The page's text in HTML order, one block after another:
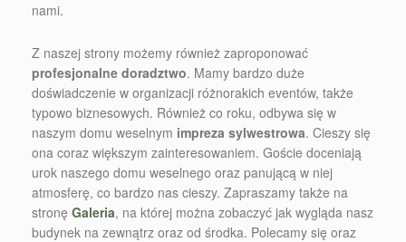
nami.
Z naszej strony możemy również zaproponować
profesjonalne doradztwo. Mamy bardzo duże
doświadczenie w organizacji różnorakich eventów, także
typowo biznesowych. Również co roku, odbywa się w
naszym domu weselnym impreza sylwestrowa. Cieszy się
ona coraz większym zainteresowaniem. Goście doceniają
urok naszego domu weselnego oraz panującą w niej
atmosferę, co bardzo nas cieszy. Zapraszamy także na
stronę Galeria, na której można zobaczyć jak wygląda nasz
budynek na zewnątrz oraz od środka. Polecamy się oraz